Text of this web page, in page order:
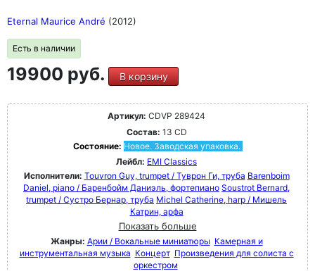
Eternal Maurice André (2012)
Есть в наличии
19900 руб. В корзину
Артикул: CDVP 289424
Состав: 13 CD
Состояние: Новое. Заводская упаковка.
Лейбл: EMI Classics
Исполнители: Touvron Guy, trumpet / Туврон Ги, труба Barenboim
Daniel, piano / Баренбойм Даниэль, фортепиано Soustrot Bernard,
trumpet / Сустро Бернар, труба Michel Catherine, harp / Мишель
Катрин, арфа
Показать больше
Жанры: Арии / Вокальные миниатюры Камерная и
инструментальная музыка Концерт Произведения для солиста с
оркестром